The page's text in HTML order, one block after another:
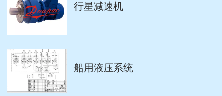
行星减速机
船用液压系统